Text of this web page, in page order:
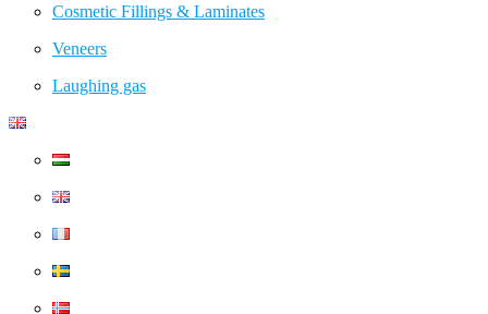
Cosmetic Fillings & Laminates
Veneers
Laughing gas